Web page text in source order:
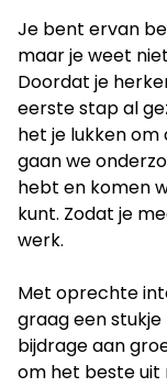
Je bent ervan
maar je weet
Doordat je
eerste stap al
het je lukken
gaan we
hebt en komen
kunt. Zodat je
werk.
Met oprechte
graag een
bijdrage aan
om het beste uit